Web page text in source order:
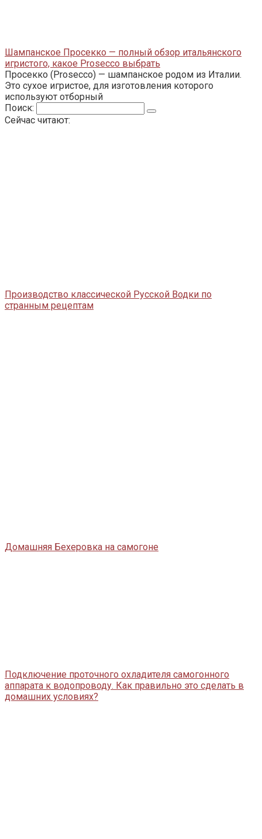
Шампанское Просекко — полный обзор итальянского
игристого, какое Prosecco выбрать
Просекко (Prosecco) — шампанское родом из Италии.
Это сухое игристое, для изготовления которого
используют отборный
Поиск:
Сейчас читают:
Производство классической Русской Водки по
странным рецептам
Домашняя Бехеровка на самогоне
Подключение проточного охладителя самогонного
аппарата к водопроводу. Как правильно это сделать в
домашних условиях?